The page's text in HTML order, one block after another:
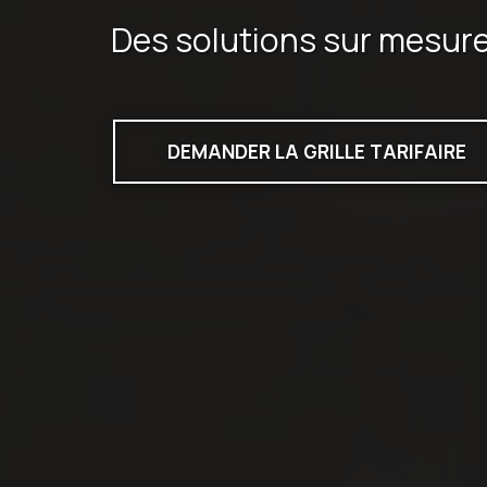
Des solutions sur
DEMANDER LA GRILLE TARIFAIRE